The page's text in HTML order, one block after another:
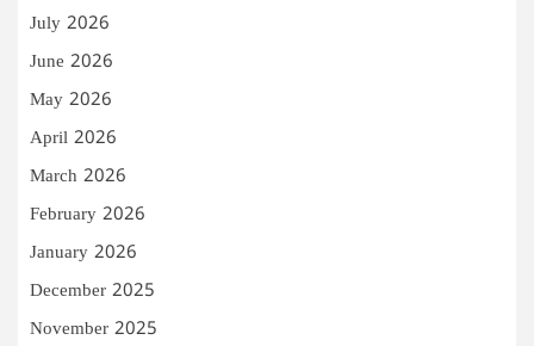
July 2026
June 2026
May 2026
April 2026
March 2026
February 2026
January 2026
December 2025
November 2025